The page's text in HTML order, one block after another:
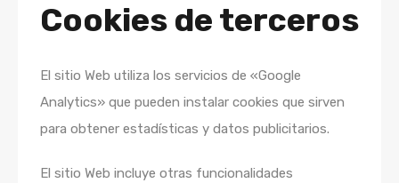
Cookies de terceros
El sitio Web utiliza los servicios de «Google
Analytics» que pueden instalar cookies que sirven
para obtener estadísticas y datos publicitarios.
El sitio Web incluye otras funcionalidades